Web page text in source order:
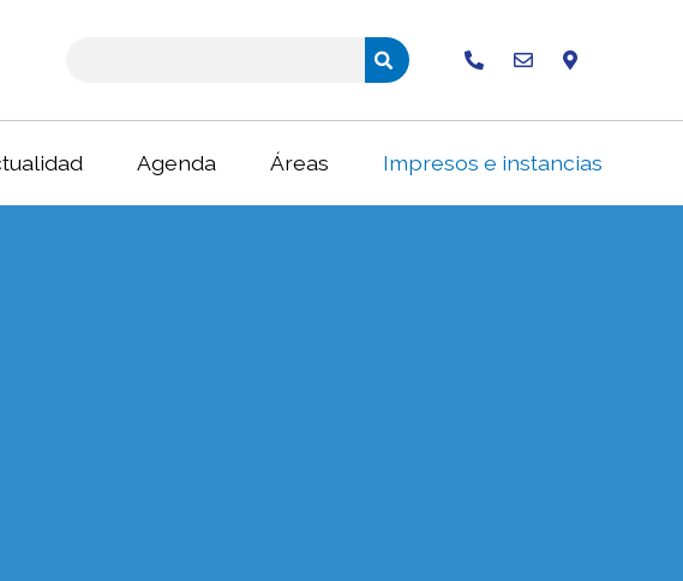
Agenda Áreas Impresos e instancias